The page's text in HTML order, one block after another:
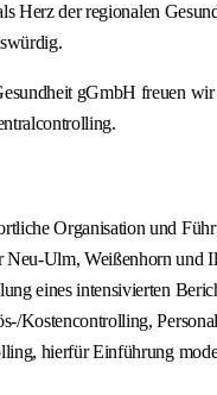
Herz der regionalen
gGmbH freuen wir
Organisation und
Ulm, Weißenhorn und
eines intensivierten
Kostencontrolling,
hierfür Einführung